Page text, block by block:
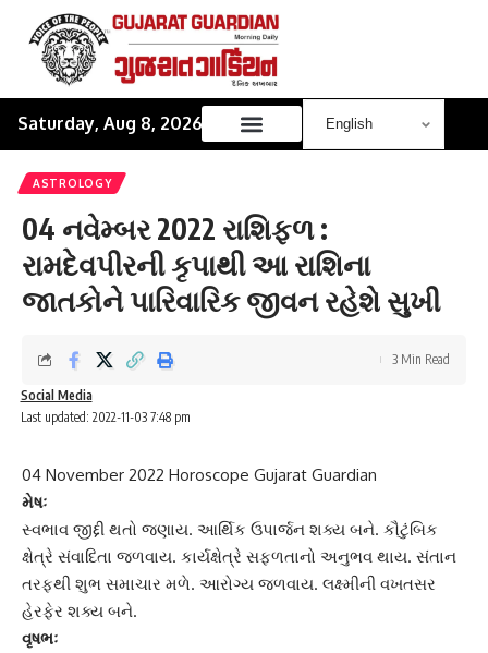
Saturday, Aug 8, 2026
ASTROLOGY
04 નવેમ્બર 2022 રાશિફળ :
રામદેવપીરની કૃપાથી આ રાશિના
જાતકોને પારિવારિક જીવન રહેશે સુખી
Last updated: 2022-11-03 7:48 pm
Social Media
3 Min Read
04 November 2022 Horoscope Gujarat Guardian
મેષઃ
સ્વભાવ જીદ્દી થતો જણાય. આર્થિક ઉપાર્જન શક્ય બને. કૌટુંબિક
ક્ષેત્રે સંવાદિતા જળવાય. કાર્યક્ષેત્રે સફળતાનો અનુભવ થાય. સંતાન
તરફથી શુભ સમાચાર મળે. આરોગ્ય જળવાય. લક્ષ્મીની વખતસર
હેરફેર શક્ય બને.
વૃષભઃ